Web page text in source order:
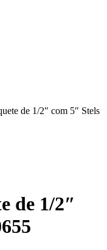
de 1/2″ com 5″ Stels
de 1/2″